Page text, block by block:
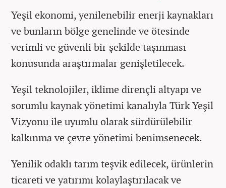
Yeşil ekonomi, yenilenebilir enerji kaynakları
ve bunların bölge genelinde ve ötesinde
verimli ve güvenli bir şekilde taşınması
konusunda araştırmalar genişletilecek.
Yeşil teknolojiler, iklime dirençli altyapı ve
sorumlu kaynak yönetimi kanalıyla Türk Yeşil
Vizyonu ile uyumlu olarak sürdürülebilir
kalkınma ve çevre yönetimi benimsenecek.
Yenilik odaklı tarım teşvik edilecek, ürünlerin
ticareti ve yatırımı kolaylaştırılacak ve